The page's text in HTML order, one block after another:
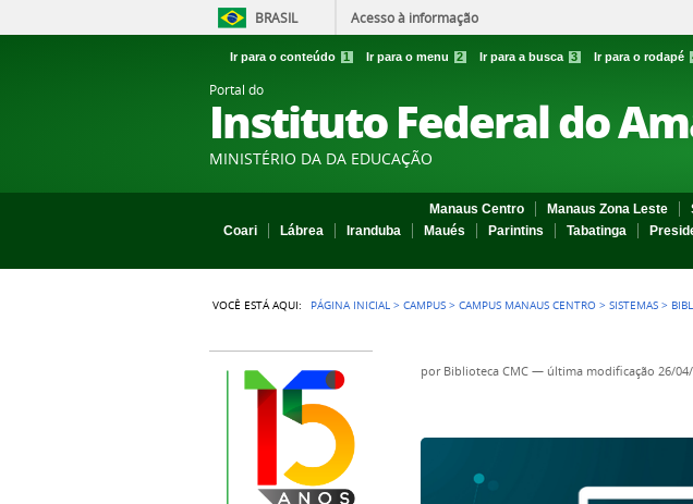
BRASIL Acesso à informação
Ir para o conteúdo 1 Ir para o menu 2 Ir para a busca 3 Ir para o rodapé
Portal do
Instituto Federal do
MINISTÉRIO DA DA EDUCAÇÃO
Manaus Centro Manaus Zona Leste
Coari
Lábrea Iranduba Maués Parintins Tabatinga
VOCÊ ESTÁ AQUI: PÁGINA INICIAL >CAMPUS >CAMPUS MANAUS CENTRO >SISTEMAS >
por Biblioteca CMC — última modificação 26/